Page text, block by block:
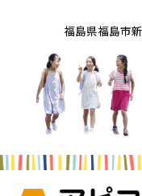
福島県福島市